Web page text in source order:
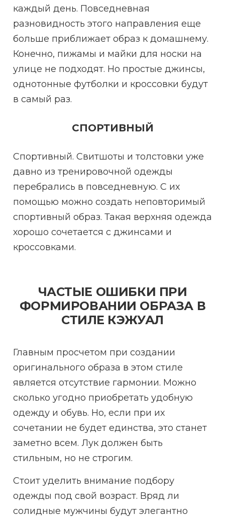
каждый день. Повседневная
разновидность этого направления еще
больше приближает образ к домашнему.
Конечно, пижамы и майки для носки на
улице не подходят. Но простые джинсы,
однотонные футболки и кроссовки будут
в самый раз.
СПОРТИВНЫЙ
Спортивный. Свитшоты и толстовки уже
давно из тренировочной одежды
перебрались в повседневную. С их
помощью можно создать неповторимый
спортивный образ. Такая верхняя одежда
хорошо сочетается с джинсами и
кроссовками.
ЧАСТЫЕ ОШИБКИ ПРИ
ФОРМИРОВАНИИ ОБРАЗА В
СТИЛЕ КЭЖУАЛ
Главным просчетом при создании
оригинального образа в этом стиле
является отсутствие гармонии. Можно
сколько угодно приобретать удобную
одежду и обувь. Но, если при их
сочетании не будет единства, это станет
заметно всем. Лук должен быть
стильным, но не строгим.
Стоит уделить внимание подбору
одежды под свой возраст. Вряд ли
солидные мужчины будут элегантно